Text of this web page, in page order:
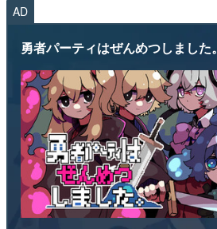
AD
勇者パーティはぜんめつしました。